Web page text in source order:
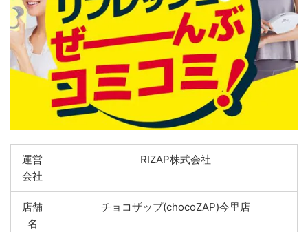
運営
会社
RIZAP株式会社
店舗
名
チョコザップ(chocoZAP)今里店